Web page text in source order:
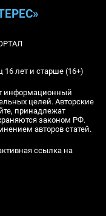
лет и старше (16+)
информационный
целей. Авторские
принадлежат
законом РФ.
авторов статей.
ссылка на